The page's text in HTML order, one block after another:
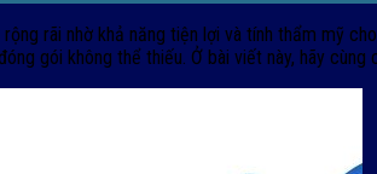
rãi nhờ khả năng tiện lợi và tính thẩm mỹ
gói không thể thiếu. Ở bài viết này, hãy